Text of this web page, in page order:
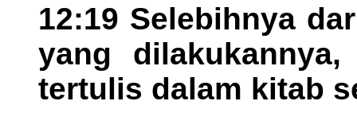
12:19 Selebihnya
yang
tertulis dalam kitab